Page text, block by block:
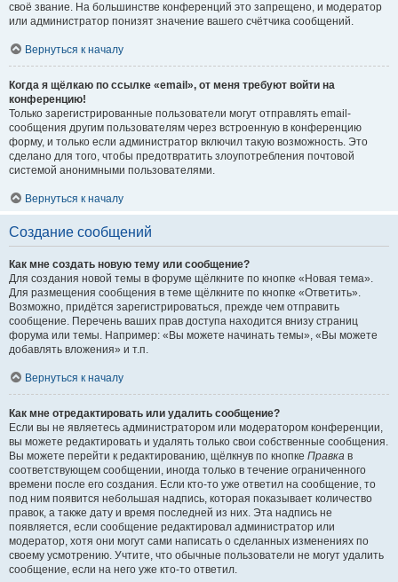
своё звание. На большинстве конференций это запрещено, и модератор
или администратор понизят значение вашего счётчика сообщений.
Вернуться к началу
Когда я щёлкаю по ссылке «email», от меня требуют войти на
конференцию!
Только зарегистрированные пользователи могут отправлять email-
сообщения другим пользователям через встроенную в конференцию
форму, и только если администратор включил такую возможность. Это
сделано для того, чтобы предотвратить злоупотребления почтовой
системой анонимными пользователями.
Вернуться к началу
Создание сообщений
Как мне создать новую тему или сообщение?
Для создания новой темы в форуме щёлкните по кнопке «Новая тема».
Для размещения сообщения в теме щёлкните по кнопке «Ответить».
Возможно, придётся зарегистрироваться, прежде чем отправить
сообщение. Перечень ваших прав доступа находится внизу страниц
форума или темы. Например: «Вы можете начинать темы», «Вы можете
добавлять вложения» и т.п.
Вернуться к началу
Как мне отредактировать или удалить сообщение?
Если вы не являетесь администратором или модератором конференции,
вы можете редактировать и удалять только свои собственные сообщения.
Вы можете перейти к редактированию, щёлкнув по кнопке Правка в
соответствующем сообщении, иногда только в течение ограниченного
времени после его создания. Если кто-то уже ответил на сообщение, то
под ним появится небольшая надпись, которая показывает количество
правок, а также дату и время последней из них. Эта надпись не
появляется, если сообщение редактировал администратор или
модератор, хотя они могут сами написать о сделанных изменениях по
своему усмотрению. Учтите, что обычные пользователи не могут удалить
сообщение, если на него уже кто-то ответил.